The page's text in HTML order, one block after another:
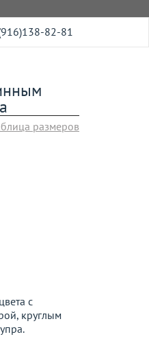
82-81
размеров
с
круглым